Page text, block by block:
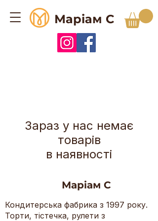
Маріам С
Зараз у нас немає
товарів
в наявності
Маріам С
Кондитерська фабрика з 1997 року.
Торти, тістечка, рулети з